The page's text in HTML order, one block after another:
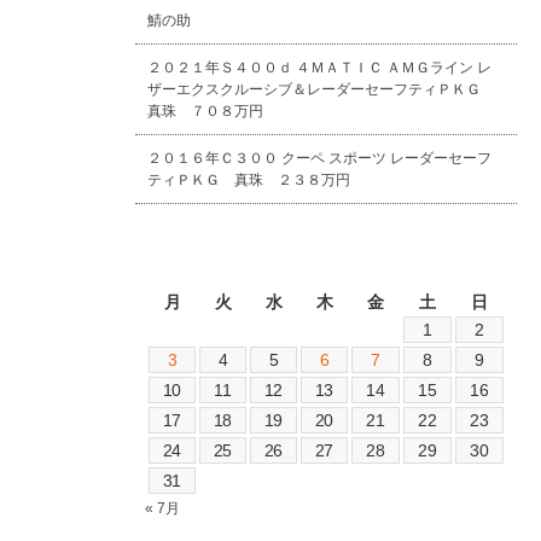
鯖の助
２０２１年Ｓ４００ｄ ４ＭＡＴＩＣ ＡＭＧライン レ
ザーエクスクルーシブ＆レーダーセーフティＰＫＧ
真珠 ７０８万円
２０１６年Ｃ３００ クーペ スポーツ レーダーセーフ
ティＰＫＧ 真珠 ２３８万円
月
火 水 木 金 土
日
1
2
3
4 5 6 7 8
9
10
11 12 13 14 15
16
17
18 19 20 21 22
23
24
25 26 27 28 29
30
31
« 7月